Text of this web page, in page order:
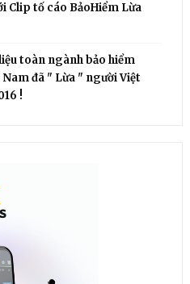
Clip tố cáo BảoHiểm Lừa
toàn ngành bảo hiểm
đã " Lừa " người Việt
!